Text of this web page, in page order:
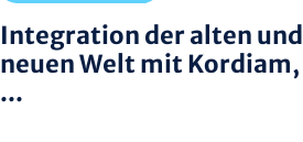
Integration der alten und
neuen Welt mit Kordiam,
...